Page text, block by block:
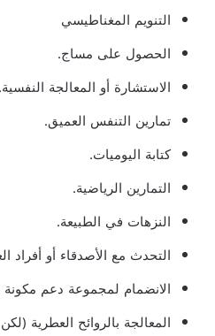
التنويم المغناطيسي
الحصول على مساج.
الاستشارة أو المعالجة النفسية.
تمارين التنفس العميق.
كتابة اليوميات.
التمارين الرياضية.
النزهات في الطبيعة.
التحدث مع الأصدقاء أو أفراد
الانضمام لمجموعة دعم
المعالجة بالروائح العطرية